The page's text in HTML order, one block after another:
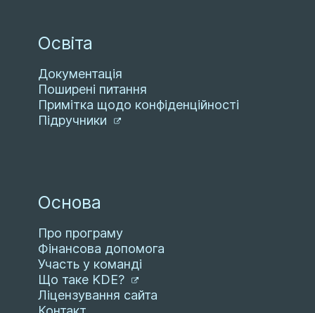
Освіта
Документація
Поширені питання
Примітка щодо конфіденційності
Підручники
Основа
Про програму
Фінансова допомога
Участь у команді
Що таке KDE?
Ліцензування сайта